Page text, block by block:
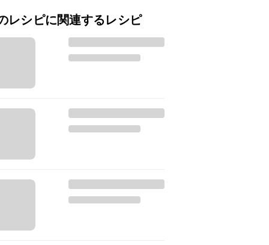
レシピに関連するレシピ